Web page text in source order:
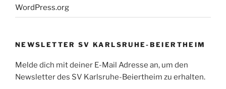
WordPress.org
NEWSLETTER SV KARLSRUHE-BEIERTHEIM
Melde dich mit deiner E-Mail Adresse an, um den
Newsletter des SV Karlsruhe-Beiertheim zu erhalten.